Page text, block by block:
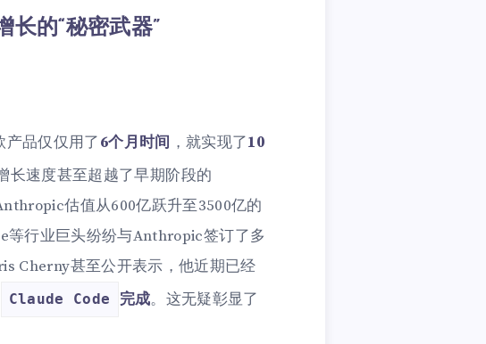
的“秘密武器”
产品仅仅用了6个月时间 ，就实现了10
长速度甚至超越了早期阶段的
估值从600亿跃升至3500亿的
行业巨头纷纷与Anthropic签订了多
Cherny甚至公开表示，他近期已经
Claude Code 完成。这无疑彰显了